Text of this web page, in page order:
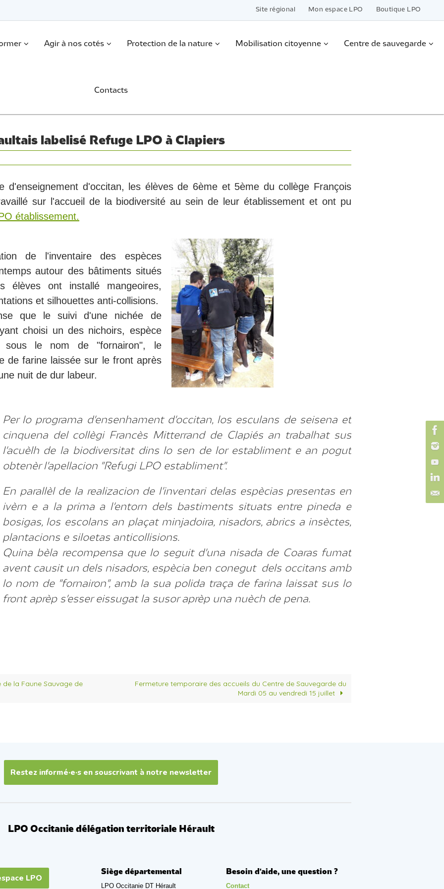
Site régional Mon espace LPO Boutique LPO
Agir à nos cotés Protection de la nature Mobilisation citoyenne Centre de sauvegarde
Contacts
labelisé Refuge LPO à Clapiers
d'enseignement d'occitan, les élèves de 6ème et 5ème du collège François
sur l'accueil de la biodiversité au sein de leur établissement et ont pu
établissement.
de l'inventaire des espèces
autour des bâtiments situés
élèves ont installé mangeoires,
et silhouettes anti-collisions.
que le suivi d'une nichée de
choisi un des nichoirs, espèce
sous le nom de "fornairon", le
de farine laissée sur le front après
nuit de dur labeur.
Per lo programa d'ensenhament d'occitan, los esculans de seisena et
cinquena del collègi Francès Mitterrand de Clapiés an trabalhat sus
l'acuèlh de la biodiversitat dins lo sen de lor establiment e an pogut
obtenèr l'apellacion "Refugi LPO establiment".
En parallèl de la realizacion de l'inventari delas espècias presentas en
ivèrn e a la prima a l'entorn dels bastiments situats entre pineda e
bosigas, los escolans an plaçat minjadoira, nisadors, abrics a insèctes,
plantacions e siloetas anticollisions.
Quina bèla recompensa que lo seguit d'una nisada de Coaras fumat
avent causit un dels nisadors, espècia ben conegut dels occitans amb
lo nom de "fornairon", amb la sua polida traça de farina laissat sus lo
front aprèp s'esser eissugat la susor aprèp una nuèch de pena.
de la Faune Sauvage de
Fermeture temporaire des accueils du Centre de Sauvegarde du
Mardi 05 au vendredi 15 juillet
Restez informé·e·s en souscrivant à notre newsletter
LPO Occitanie délégation territoriale Hérault
LPO
Siège départemental
LPO Occitanie DT Hérault
Besoin d'aide, une question ?
Contact